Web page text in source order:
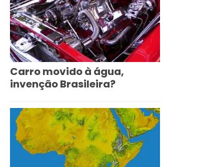
Carro movido à água,
invenção Brasileira?